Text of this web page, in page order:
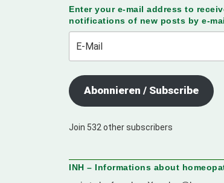
Enter your e-mail address to
notifications of new posts by e-
Mail
Abonnieren / Subscribe
Join 532 other subscribers
INH – Informations about